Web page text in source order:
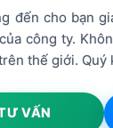
đến cho bạn
công ty.
thế giới. Quý
VẤN